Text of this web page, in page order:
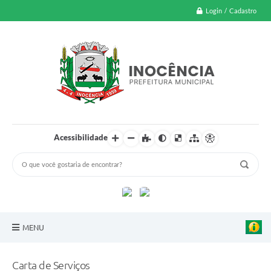
Login / Cadastro
Acessibilidade
MENU
Carta de Serviços